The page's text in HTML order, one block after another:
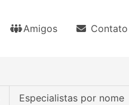
Amigos Contato
Especialistas por nome